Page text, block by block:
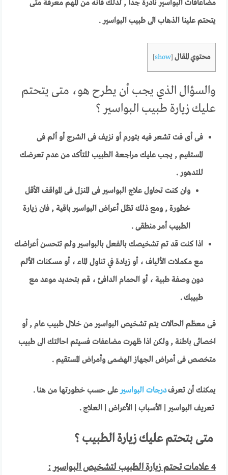
مضاعافات البواسير نادرة جدا , لذلك فانه من المهم معرفة متى
يتحتم علينا الذهاب الى طبيب البواسير .
محتوي المقال [
show
]
والسؤال الذي يجب أن يطرح هو، متى يتحتم
عليك زيارة طبيب البواسير ؟
فى أى فت تشعر فيه بتورم أو نزيف فى الشرج أو ألم فى
المستقيم , يجب عليك مراجعة الطبيب للتأكد من عدم تعرضك
للتدهور .
وان كنت تحاول علاج البواسير فى المنزل فى المواقف الأقل
خطورة , ومع ذلك تظل أعراض البواسير باقية , فان زيارة
الطبيب أمر منطقى .
اذا كنت قد تم تشخيصك بالفعل بالبواسير ولم تتحسن أعراضك
مع مكملات الألياف ، أو زيادة في تناول الماء ، أو مسكنات الألم
دون وصفة طبية ، أو الحمام الدافئ ، قم بتحديد موعد مع
طبيبك .
فى معظم الحالات يتم تشخيص البواسير من خلال طبيب عام , أو
اخصائى باطنة , ولكن اذا ظهرت مضاعفات فسيتم احالتك الى طبيب
متخصص فى أمراض الجهاز الهضمى وأمراض المستقيم .
يمكنك أن تعرفدرجات البواسيرعلى حسب خطورتها من هنا .
تعريف البواسير | الأسباب | الأعراض | العلاج .
متى بتحتم عليك زيارة الطبيب ؟
4 علامات تحتم زيارة الطبيب لتشخيص البواسير :